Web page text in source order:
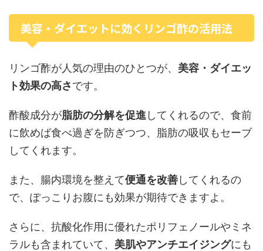
美容・ダイエットに効くリンゴ酢の活用法
リンゴ酢が人気の理由のひとつが、 美容・ダイエッ
ト効果の高さです。
酢酸成分が脂肪の分解を促進 してくれるので、食前
に飲めば食べ過ぎを防ぎつつ、脂肪の吸収もセーブ
してくれます。
また、腸内環境を整えて便通を改善してくれるの
で、ぽっこりお腹にも効果が期待できますよ。
さらに、抗酸化作用に優れたポリフェノールやミネ
ラルも含まれていて、 美肌やアンチエイジングにも